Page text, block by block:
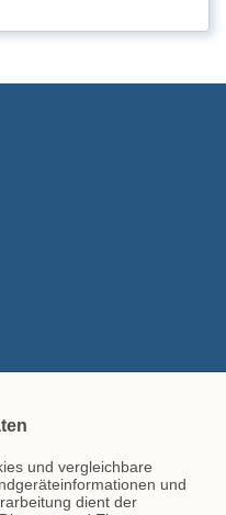
und vergleichbare
und
dient der